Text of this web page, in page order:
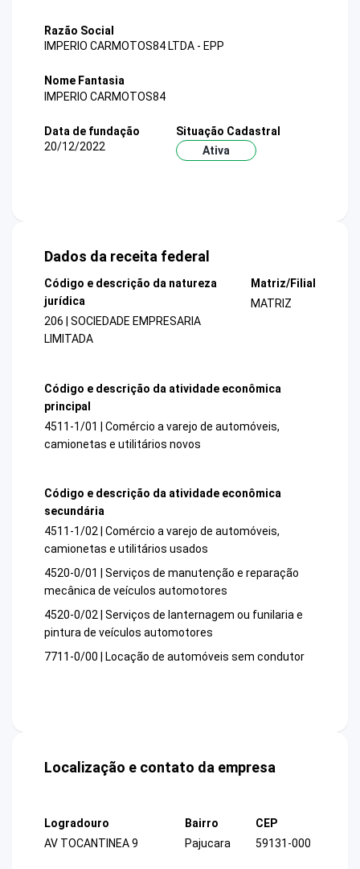
Razão Social
IMPERIO CARMOTOS84 LTDA - EPP
Nome Fantasia
IMPERIO CARMOTOS84
Data de fundação
20/12/2022
Situação Cadastral
Ativa
Dados da receita federal
Código e descrição da natureza
jurídica
206 | SOCIEDADE EMPRESARIA
LIMITADA
Matriz/Filial
MATRIZ
Código e descrição da atividade econômica
principal
4511-1/01 | Comércio a varejo de automóveis,
camionetas e utilitários novos
Código e descrição da atividade econômica
secundária
4511-1/02 | Comércio a varejo de automóveis,
camionetas e utilitários usados
4520-0/01 | Serviços de manutenção e reparação
mecânica de veículos automotores
4520-0/02 | Serviços de lanternagem ou funilaria e
pintura de veículos automotores
7711-0/00 | Locação de automóveis sem condutor
Localização e contato da empresa
Logradouro
AV TOCANTINEA 9
Bairro
Pajucara
CEP
59131-000